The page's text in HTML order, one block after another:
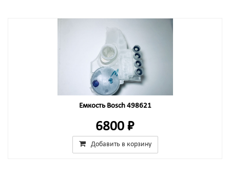
Емкость Bosch 498621
6800 ₽
Добавить в корзину